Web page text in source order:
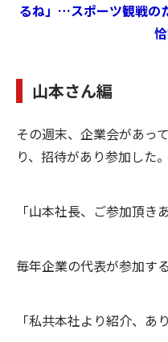
るね」…スポーツ観戦の
山本さん編
その週末、企業会があっ
り、招待があり参加した。
「山本社長、ご参加頂き
毎年企業の代表が参加す
「私共本社より紹介、あ